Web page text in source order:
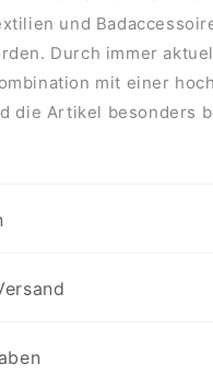
und
Durch immer
mit einer
die Artikel besonders